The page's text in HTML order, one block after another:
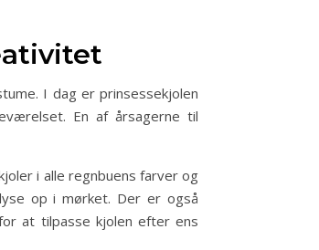
I dag er prinsessekjolen
En af årsagerne til
i alle regnbuens farver og
op i mørket. Der er også
at tilpasse kjolen efter ens